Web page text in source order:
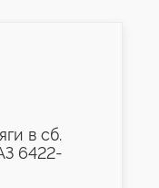
в сб.
6422-